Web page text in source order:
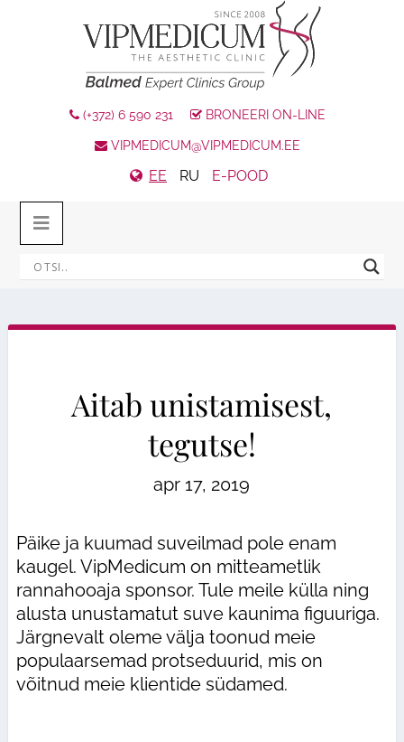
(+372) 6 590 231 BRONEERI ON-LINE
VIPMEDICUM@VIPMEDICUM.EE
EE RU E-POOD
Aitab unistamisest,
tegutse!
apr 17, 2019
Päike ja kuumad suveilmad pole enam
kaugel. VipMedicum on mitteametlik
rannahooaja sponsor. Tule meile külla ning
alusta unustamatut suve kaunima figuuriga.
Järgnevalt oleme välja toonud meie
populaarsemad protseduurid, mis on
võitnud meie klientide südamed.